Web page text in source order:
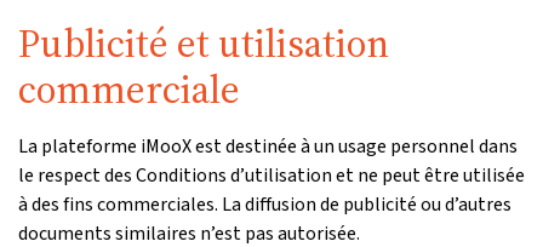
Publicité et utilisation
commerciale
La plateforme iMooX est destinée à un usage personnel dans
le respect des Conditions d’utilisation et ne peut être utilisée
à des fins commerciales. La diffusion de publicité ou d’autres
documents similaires n’est pas autorisée.